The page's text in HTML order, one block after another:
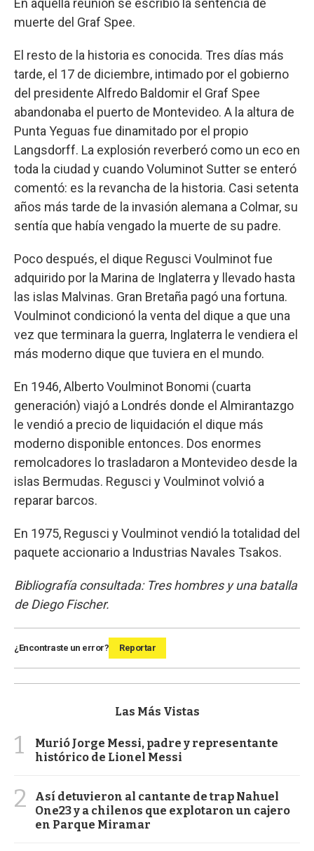
En aquella reunión se escribió la sentencia de
muerte del Graf Spee.
El resto de la historia es conocida. Tres días más
tarde, el 17 de diciembre, intimado por el gobierno
del presidente Alfredo Baldomir el Graf Spee
abandonaba el puerto de Montevideo. A la altura de
Punta Yeguas fue dinamitado por el propio
Langsdorff. La explosión reverberó como un eco en
toda la ciudad y cuando Voluminot Sutter se enteró
comentó: es la revancha de la historia. Casi setenta
años más tarde de la invasión alemana a Colmar, su
sentía que había vengado la muerte de su padre.
Poco después, el dique Regusci Voulminot fue
adquirido por la Marina de Inglaterra y llevado hasta
las islas Malvinas. Gran Bretaña pagó una fortuna.
Voulminot condicionó la venta del dique a que una
vez que terminara la guerra, Inglaterra le vendiera el
más moderno dique que tuviera en el mundo.
En 1946, Alberto Voulminot Bonomi (cuarta
generación) viajó a Londrés donde el Almirantazgo
le vendió a precio de liquidación el dique más
moderno disponible entonces. Dos enormes
remolcadores lo trasladaron a Montevideo desde la
islas Bermudas. Regusci y Voulminot volvió a
reparar barcos.
En 1975, Regusci y Voulminot vendió la totalidad del
paquete accionario a Industrias Navales Tsakos.
Bibliografía consultada: Tres hombres y una batalla
de Diego Fischer.
¿Encontraste un error? Reportar
Las Más Vistas
1
Murió Jorge Messi, padre y representante
histórico de Lionel Messi
2
Así detuvieron al cantante de trap Nahuel
One23 y a chilenos que explotaron un cajero
en Parque Miramar